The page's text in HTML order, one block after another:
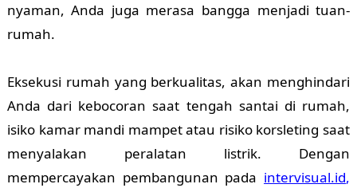
nyaman, Anda juga merasa bangga menjadi tuan-
rumah.
Eksekusi rumah yang berkualitas, akan menghindari
Anda dari kebocoran saat tengah santai di rumah,
isiko kamar mandi mampet atau risiko korsleting saat
menyalakan peralatan listrik. Dengan
mempercayakan pembangunan pada intervisual.id,